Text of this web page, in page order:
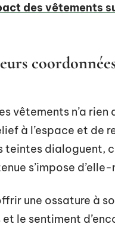
des vêtements
vêtements n’a rien
à l’espace et de
teintes dialoguent,
s’impose d’elle-
une ossature à
le sentiment